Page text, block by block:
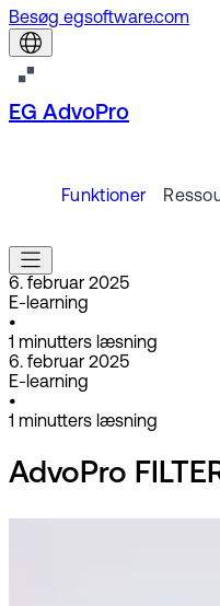
Besøg egsoftware.com
EG AdvoPro
Funktioner
6. februar 2025
E-learning
•
1 minutters læsning
6. februar 2025
E-learning
•
1 minutters læsning
AdvoPro